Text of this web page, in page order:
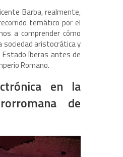
Barba, realmente,
temático por el
a comprender cómo
sociedad aristocrática y
íberas antes de
Romano.
en la
de